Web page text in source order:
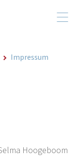
Impressum
Hoogeboom